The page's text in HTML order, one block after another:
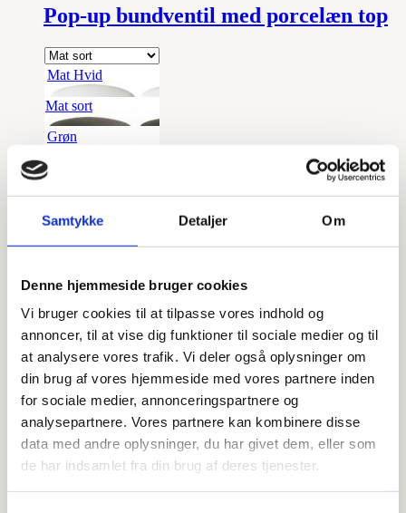
Samtykke Detaljer Om
Denne hjemmeside bruger cookies
Vi bruger cookies til at tilpasse vores indhold og
annoncer, til at vise dig funktioner til sociale medier og til
at analysere vores trafik. Vi deler også oplysninger om
din brug af vores hjemmeside med vores partnere inden
for sociale medier, annonceringspartnere og
analysepartnere. Vores partnere kan kombinere disse
data med andre oplysninger, du har givet dem, eller som
de har indsamlet fra din brug af deres tjenester.
Pop-up bundventil med porcelæn top
Mat Hvid
Mat sort
Grøn
Gul
Hvid
290,00
Paffoni Ringo køkkenarmatur med
høj tud
Krom
Mat Hvid